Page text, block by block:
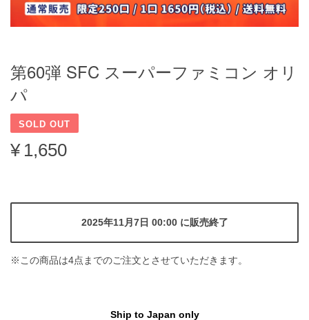
第60弾 SFC スーパーファミコン オリ
パ
SOLD OUT
¥1,650
2025年11月7日 00:00 に販売終了
※この商品は4点までのご注文とさせていただきます。
Ship to Japan only